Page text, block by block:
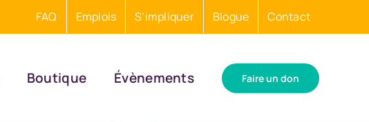
FAQ Emplois S’impliquer Blogue Contact
Boutique Évènements Faire un don